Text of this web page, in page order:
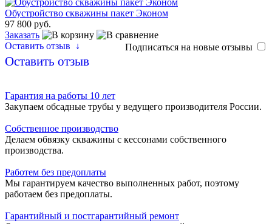
Обустройство скважины пакет Эконом
97 800 руб.
Заказать
Подписаться на новые отзывы
Оставить отзыв ↓
Оставить отзыв
Гарантия на работы 10 лет
Закупаем обсадные трубы у ведущего производителя России.
Собственное производство
Делаем обвязку скважины с кессонами собственного
производства.
Работем без предоплаты
Мы гарантируем качество выполненных работ, поэтому
работаем без предоплаты.
Гарантийный и постгарантийный ремонт